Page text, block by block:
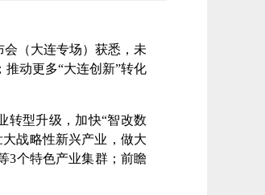
（大连专场）获悉，未
动更多“大连创新”转化
型升级，加快“智改数
战略性新兴产业，做大
3个特色产业集群；前瞻